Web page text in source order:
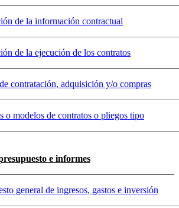
de la información contractual
de la ejecución de los contratos
contratación, adquisición y/o compras
o modelos de contratos o pliegos tipo
e informes
general de ingresos, gastos e inversión